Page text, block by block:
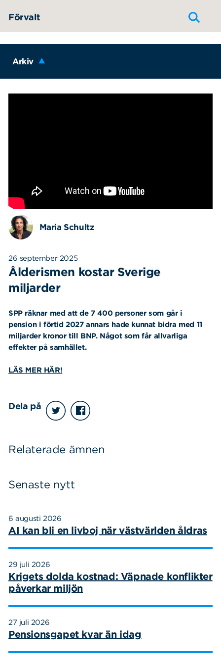
Förvalt
Arkiv
Maria Schultz
26 september 2025
Ålderismen kostar Sverige
miljarder
SPP räknar med att de 7 400 personer som går i
pension i förtid 2027 annars hade kunnat bidra med 11
miljarder kronor till BNP. Något som får allvarliga
effekter på samhället.
LÄS MER HÄR!
Dela på
Relaterade ämnen
Senaste nytt
6 augusti 2026
AI kan bli en livboj när västvärlden åldras
29 juli 2026
Krigets dolda kostnad: Väpnade konflikter
påverkar miljön
27 juli 2026
Pensionsgapet kvar än idag